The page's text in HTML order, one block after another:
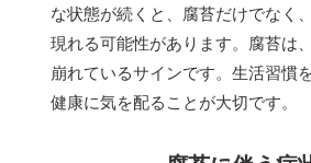
な状態が続くと、腐苔だけでなく
現れる可能性があります。腐苔は
崩れているサインです。生活習慣
健康に気を配ることが大切です。